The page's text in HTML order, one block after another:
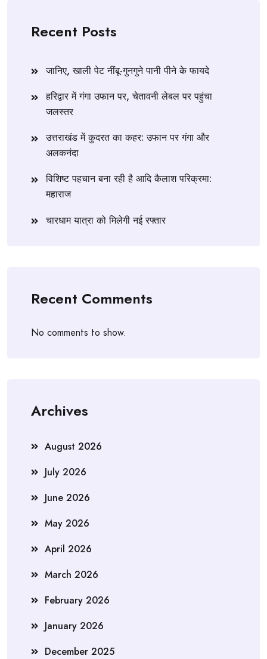
Recent Posts
जानिए, खाली पेट नींबू-गुनगुने पानी पीने के फायदे
हरिद्वार में गंगा उफान पर, चेतावनी लेबल पर पहुंचा
जलस्तर
उत्तराखंड में कुदरत का कहर: उफान पर गंगा और
अलकनंदा
विशिष्ट पहचान बना रही है आदि कैलाश परिक्रमा:
महाराज
चारधाम यात्रा को मिलेगी नई रफ्तार
Recent Comments
No comments to show.
Archives
August 2026
July 2026
June 2026
May 2026
April 2026
March 2026
February 2026
January 2026
December 2025